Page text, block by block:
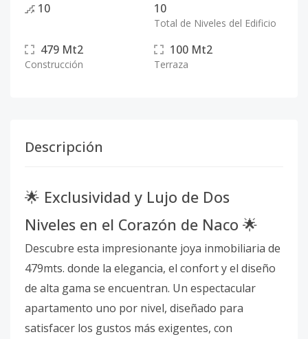
10 10
Total de Niveles del Edificio
479 Mt2
Construcción
100 Mt2
Terraza
Descripción
🌟 Exclusividad y Lujo de Dos
Niveles en el Corazón de Naco 🌟
Descubre esta impresionante joya inmobiliaria de
479mts. donde la elegancia, el confort y el diseño
de alta gama se encuentran. Un espectacular
apartamento uno por nivel, diseñado para
satisfacer los gustos más exigentes, con